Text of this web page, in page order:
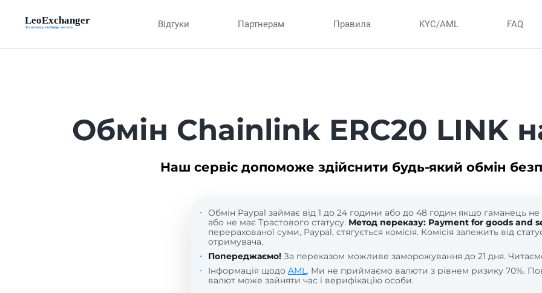
Відгуки Партнерам Правила KYC/AML FAQ
Обмін Chainlink ERC20 LINK
Наш сервіс допоможе здійснити будь-який обмін
Обмін Paypal займає від 1 до 24 години або до 48 годин якщо гаманець
або не має Трастового статусу. Метод переказу: Payment for goods and
перерахованої суми, Paypal, стягується комісія. Комісія залежить від
отримувача.
Попереджаємо! За переказом можливе заморожування до 21 дня.
Інформація щодо AML. Ми не приймаємо валюти з рівнем ризику 70%.
валют може зайняти час і верифікацію особи.